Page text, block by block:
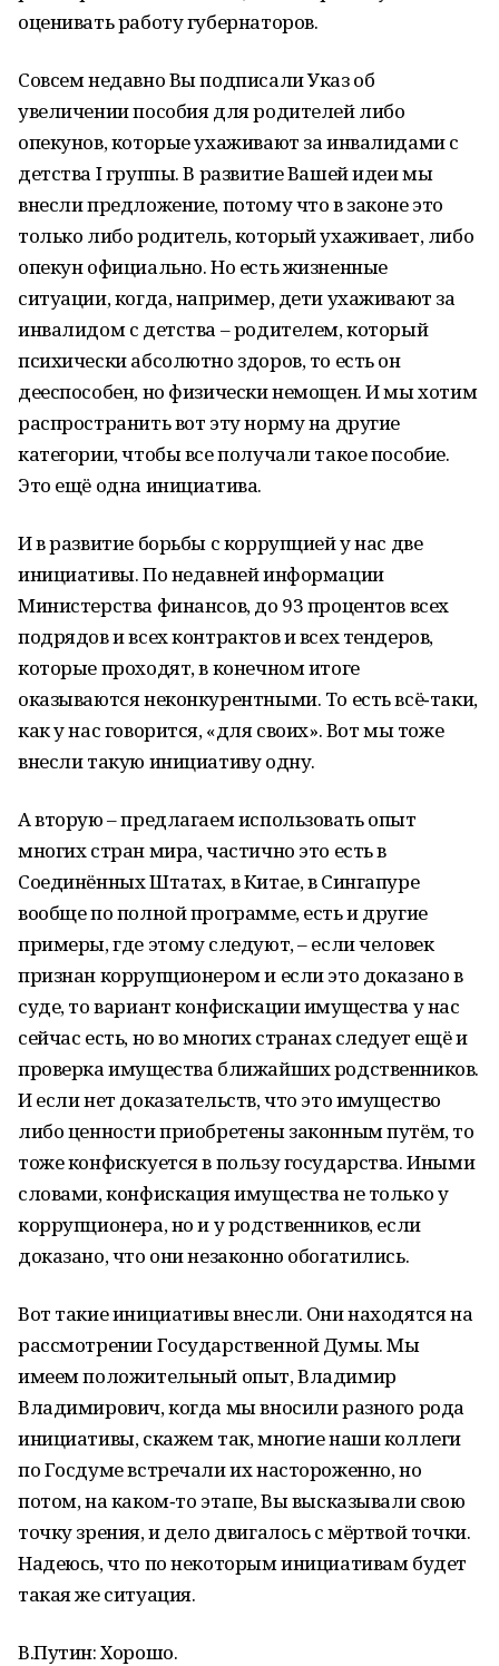
оценивать работу губернаторов.
Совсем недавно Вы подписали Указ об
увеличении пособия для родителей либо
опекунов, которые ухаживают за инвалидами с
детства I группы. В развитие Вашей идеи мы
внесли предложение, потому что в законе это
только либо родитель, который ухаживает, либо
опекун официально. Но есть жизненные
ситуации, когда, например, дети ухаживают за
инвалидом с детства – родителем, который
психически абсолютно здоров, то есть он
дееспособен, но физически немощен. И мы хотим
распространить вот эту норму на другие
категории, чтобы все получали такое пособие.
Это ещё одна инициатива.
И в развитие борьбы с коррупцией у нас две
инициативы. По недавней информации
Министерства финансов, до 93 процентов всех
подрядов и всех контрактов и всех тендеров,
которые проходят, в конечном итоге
оказываются неконкурентными. То есть всё‑таки,
как у нас говорится, «для своих». Вот мы тоже
внесли такую инициативу одну.
А вторую – предлагаем использовать опыт
многих стран мира, частично это есть в
Соединённых Штатах, в Китае, в Сингапуре
вообще по полной программе, есть и другие
примеры, где этому следуют, – если человек
признан коррупционером и если это доказано в
суде, то вариант конфискации имущества у нас
сейчас есть, но во многих странах следует ещё и
проверка имущества ближайших родственников.
И если нет доказательств, что это имущество
либо ценности приобретены законным путём, то
тоже конфискуется в пользу государства. Иными
словами, конфискация имущества не только у
коррупционера, но и у родственников, если
доказано, что они незаконно обогатились.
Вот такие инициативы внесли. Они находятся на
рассмотрении Государственной Думы. Мы
имеем положительный опыт, Владимир
Владимирович, когда мы вносили разного рода
инициативы, скажем так, многие наши коллеги
по Госдуме встречали их настороженно, но
потом, на каком‑то этапе, Вы высказывали свою
точку зрения, и дело двигалось с мёртвой точки.
Надеюсь, что по некоторым инициативам будет
такая же ситуация.
В.Путин: Хорошо.